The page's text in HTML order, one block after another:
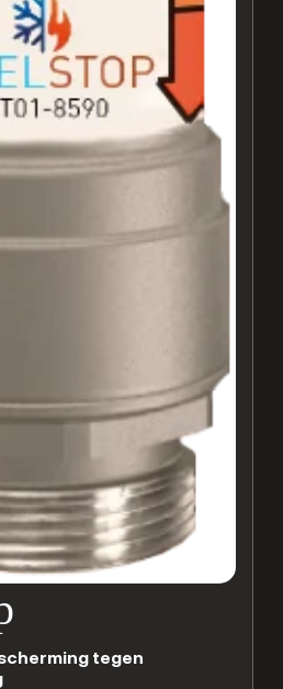
tegen